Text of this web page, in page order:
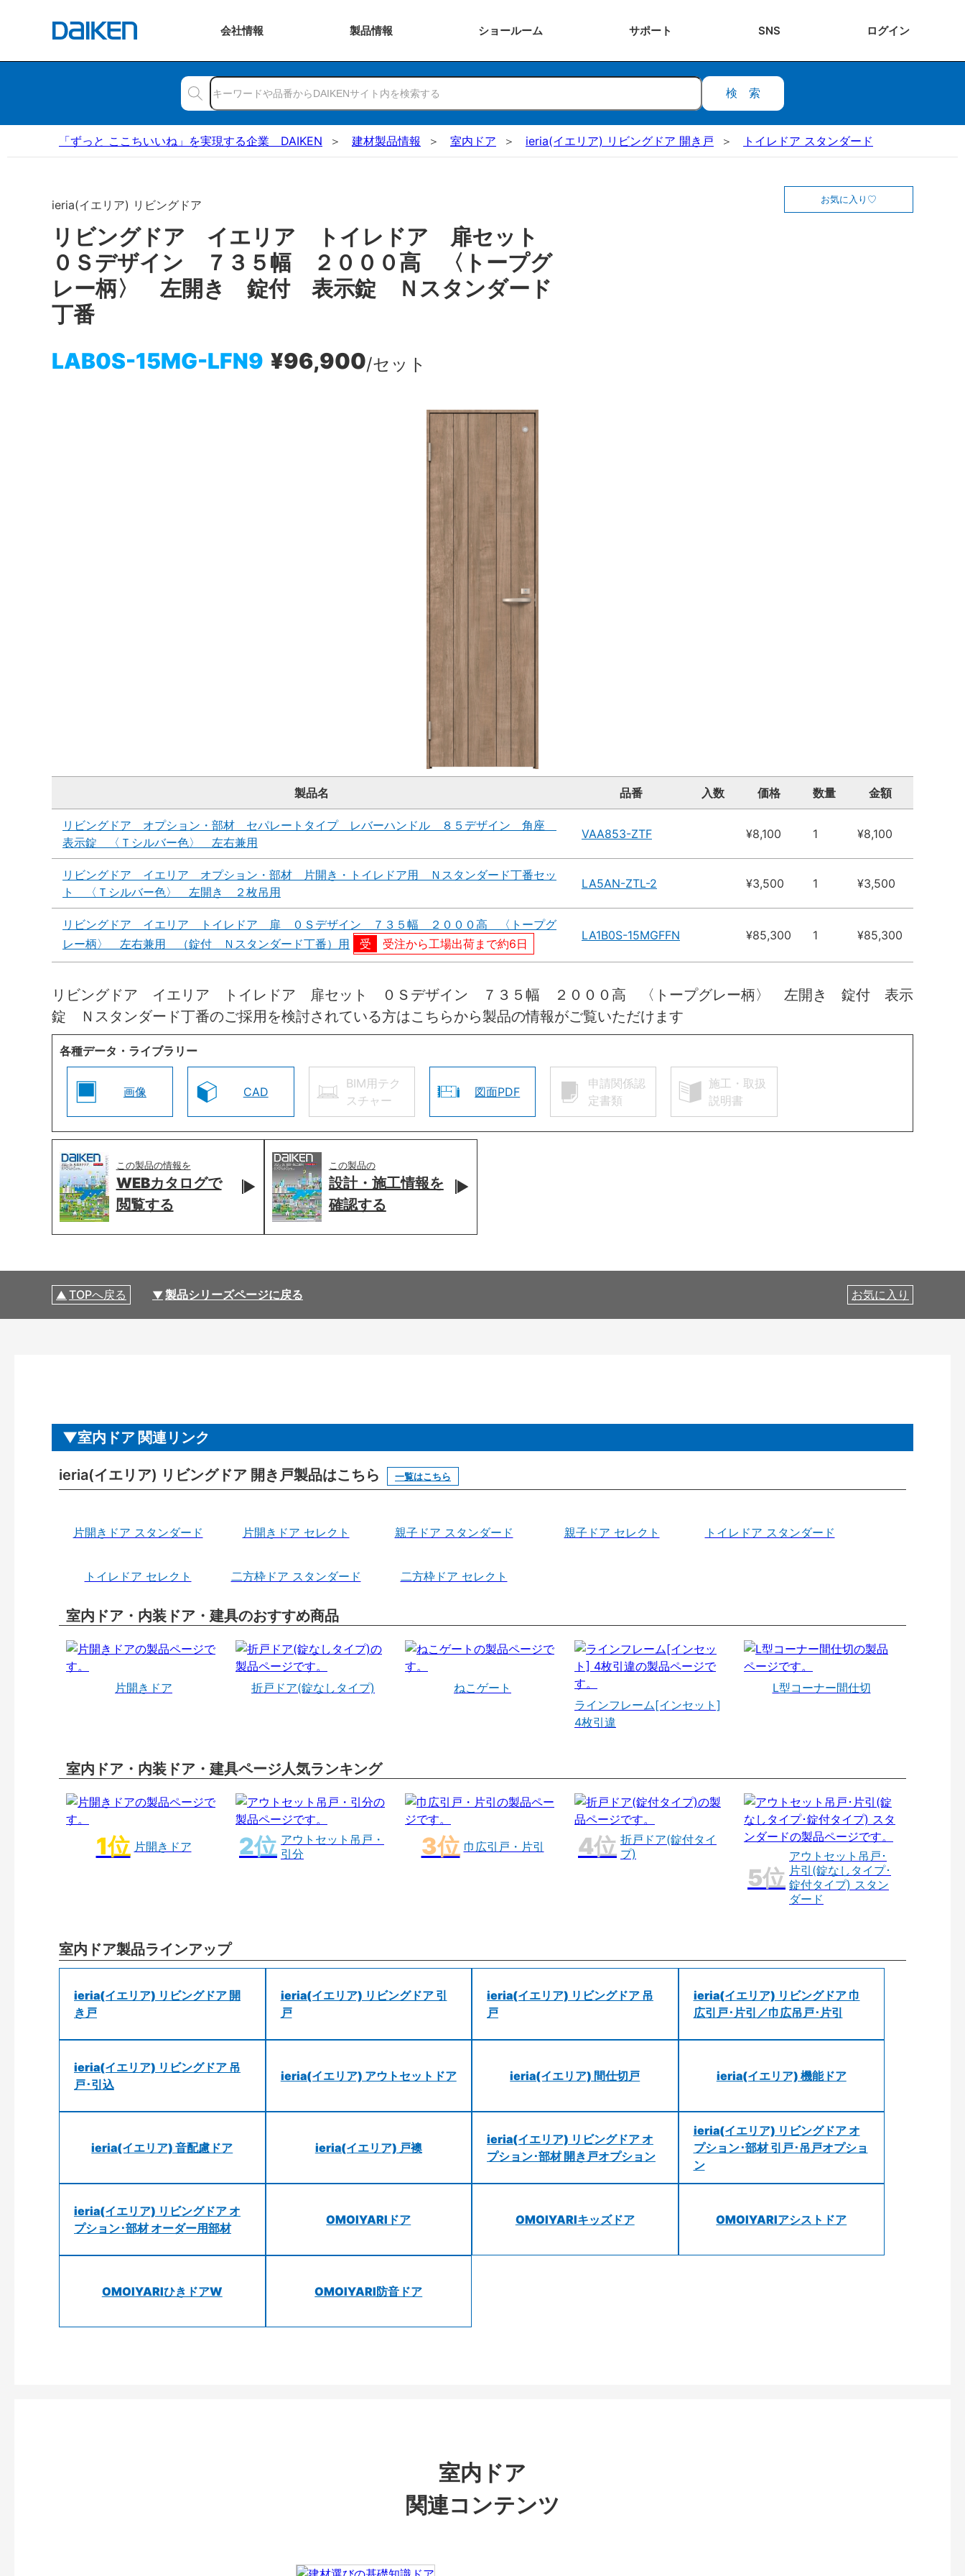
会社情報 製品情報 ショールーム サポート SNS ログイン
検索
「ずっと ここちいいね」を実現する企業 DAIKEN 建材製品情報 室内ドア ieria(イエリア) リビングドア 開き戸 トイレドア スタンダード
ieria(イエリア) リビングドア
リビングドア イエリア トイレドア 扉セット
０Ｓデザイン ７３５幅 ２０００高 〈トープグ
レー柄〉 左開き 錠付 表示錠 Ｎスタンダード
丁番
LAB0S-15MG-LFN9 ¥96,900/セット
お気に入り
製品名 品番 入数 価格 数量 金額
リビングドア オプション・部材 セパレートタイプ レバーハンドル ８５デザイン 角座
表示錠 〈Ｔシルバー色〉 左右兼用
VAA853-ZTF ¥8,100 1 ¥8,100
リビングドア イエリア オプション・部材 片開き・トイレドア用 Ｎスタンダード丁番セッ
ト 〈Ｔシルバー色〉 左開き ２枚吊用
LA5AN-ZTL-2 ¥3,500 1 ¥3,500
リビングドア イエリア トイレドア 扉 ０Ｓデザイン ７３５幅 ２０００高 〈トープグ
レー柄〉 左右兼用 （錠付 Ｎスタンダード丁番）用
受注から工場出荷まで約6日
LA1B0S-15MGFFN ¥85,300 1 ¥85,300
リビングドア イエリア トイレドア 扉セット ０Ｓデザイン ７３５幅 ２０００高 〈トープグレー柄〉 左開き 錠付 表示
錠 Ｎスタンダード丁番のご採用を検討されている方はこちらから製品の情報がご覧いただけます
各種データ・ライブラリー
画像 CAD
BIM用テク
スチャー
図面PDF
申請関係認
定書類
施工・取扱
説明書
この製品の情報を
WEBカタログで
閲覧する
この製品の
設計・施工情報を
確認する
TOPへ戻る 製品シリーズページに戻る お気に入り
室内ドア 関連リンク
ieria(イエリア) リビングドア 開き戸製品はこちら 一覧はこちら
片開きドア スタンダード 片開きドア セレクト 親子ドア スタンダード 親子ドア セレクト トイレドア スタンダード
トイレドア セレクト 二方枠ドア スタンダード 二方枠ドア セレクト
室内ドア・内装ドア・建具のおすすめ商品
片開きドア 折戸ドア(錠なしタイプ)
ねこゲート
ラインフレーム[インセット]
4枚引違
L型コーナー間仕切
室内ドア・内装ドア・建具ページ人気ランキング
片開きドア
アウトセット吊戸・
引分
巾広引戸・片引
折戸ドア(錠付タイ
プ)
アウトセット吊戸･
片引(錠なしタイプ･
錠付タイプ) スタン
ダード
室内ドア製品ラインアップ
ieria(イエリア) リビングドア 開
き戸
ieria(イエリア) リビングドア 引
戸
ieria(イエリア) リビングドア 吊
戸
ieria(イエリア) リビングドア 巾
広引戸･片引／巾広吊戸･片引
ieria(イエリア) リビングドア 吊
戸･引込
ieria(イエリア) アウトセットドア ieria(イエリア) 間仕切戸 ieria(イエリア) 機能ドア
ieria(イエリア) 音配慮ドア ieria(イエリア) 戸襖
ieria(イエリア) リビングドア オ
プション･部材 開き戸オプション
ieria(イエリア) リビングドア オ
プション･部材 引戸･吊戸オプショ
ン
ieria(イエリア) リビングドア オ
プション･部材 オーダー用部材
OMOIYARIドア OMOIYARIキッズドア OMOIYARIアシストドア
OMOIYARIひきドアW OMOIYARI防音ドア
室内ドア
関連コンテンツ